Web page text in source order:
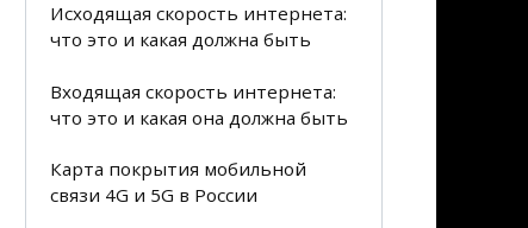
Исходящая скорость интернета:
что это и какая должна быть
Входящая скорость интернета:
что это и какая она должна быть
Карта покрытия мобильной
связи 4G и 5G в России